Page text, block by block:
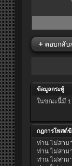
+ ตอบกลับ
ข้อมูลกระทู้
ในขณะนี้มี
กฎการโพสต์
ท่าน ไม่สาม
ท่าน ไม่สาม
ท่าน ไม่สาม